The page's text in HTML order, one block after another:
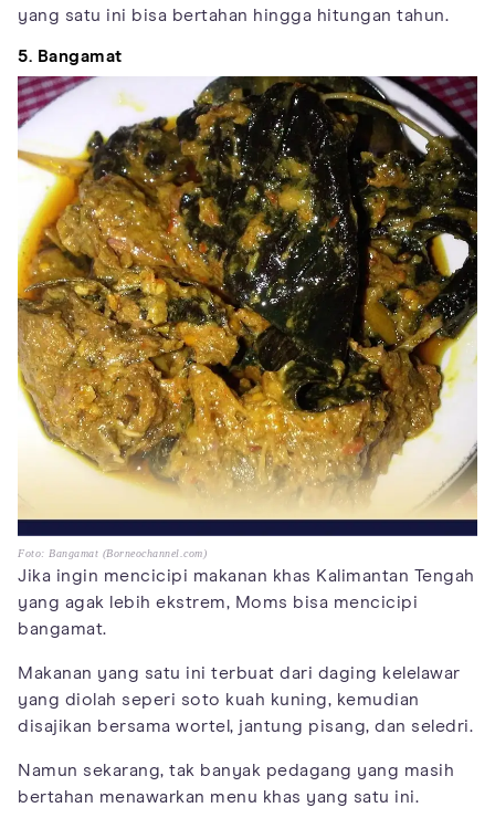
yang satu ini bisa bertahan hingga hitungan tahun.
5. Bangamat
Foto: Bangamat (Borneochannel.com)
Jika ingin mencicipi makanan khas Kalimantan Tengah
yang agak lebih ekstrem, Moms bisa mencicipi
bangamat.
Makanan yang satu ini terbuat dari daging kelelawar
yang diolah seperi soto kuah kuning, kemudian
disajikan bersama wortel, jantung pisang, dan seledri.
Namun sekarang, tak banyak pedagang yang masih
bertahan menawarkan menu khas yang satu ini.